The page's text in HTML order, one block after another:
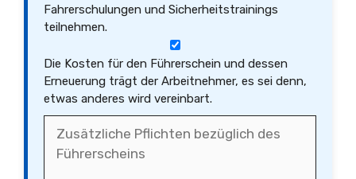
Fahrerschulungen und Sicherheitstrainings
teilnehmen.
Die Kosten für den Führerschein und dessen
Erneuerung trägt der Arbeitnehmer, es sei denn,
etwas anderes wird vereinbart.